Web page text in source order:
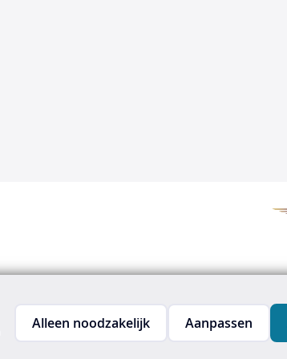
Alleen noodzakelijk Aanpassen